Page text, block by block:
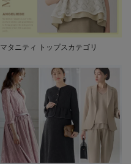
マタニティ トップスカテゴリ